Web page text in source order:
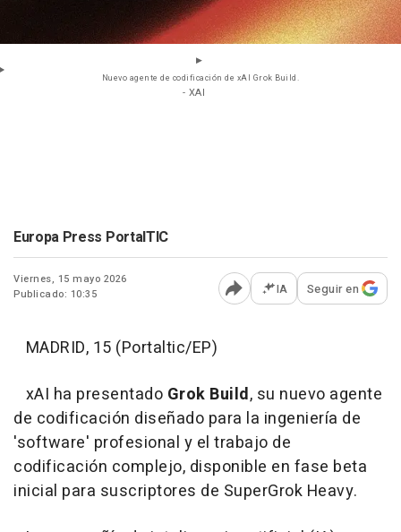
Nuevo agente de codificación de xAI Grok Build.
- XAI
Europa Press PortalTIC
Viernes, 15 mayo 2026
Publicado: 10:35
Abrir opciones para
IA Seguir en
MADRID, 15 (Portaltic/EP)
xAI ha presentado Grok Build, su nuevo agente
de codificación diseñado para la ingeniería de
'software' profesional y el trabajo de
codificación complejo, disponible en fase beta
inicial para suscriptores de SuperGrok Heavy.